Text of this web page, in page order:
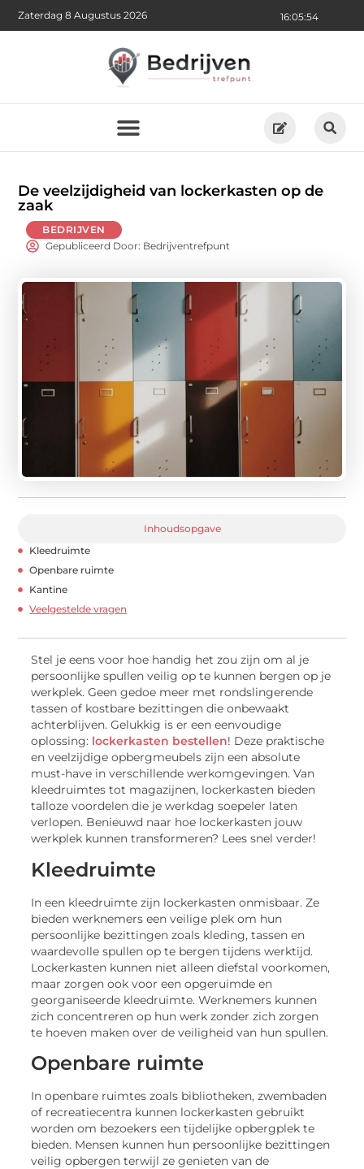
16:05:56
Zaterdag 8 Augustus 2026
De veelzijdigheid van lockerkasten op de
zaak
BEDRIJVEN
Gepubliceerd Door: Bedrijventrefpunt
Inhoudsopgave
Kleedruimte
Openbare ruimte
Kantine
Veelgestelde vragen
Stel je eens voor hoe handig het zou zijn om al je
persoonlijke spullen veilig op te kunnen bergen op je
werkplek. Geen gedoe meer met rondslingerende
tassen of kostbare bezittingen die onbewaakt
achterblijven. Gelukkig is er een eenvoudige
oplossing: lockerkasten bestellen! Deze praktische
en veelzijdige opbergmeubels zijn een absolute
must-have in verschillende werkomgevingen. Van
kleedruimtes tot magazijnen, lockerkasten bieden
talloze voordelen die je werkdag soepeler laten
verlopen. Benieuwd naar hoe lockerkasten jouw
werkplek kunnen transformeren? Lees snel verder!
Kleedruimte
In een kleedruimte zijn lockerkasten onmisbaar. Ze
bieden werknemers een veilige plek om hun
persoonlijke bezittingen zoals kleding, tassen en
waardevolle spullen op te bergen tijdens werktijd.
Lockerkasten kunnen niet alleen diefstal voorkomen,
maar zorgen ook voor een opgeruimde en
georganiseerde kleedruimte. Werknemers kunnen
zich concentreren op hun werk zonder zich zorgen
te hoeven maken over de veiligheid van hun spullen.
Openbare ruimte
In openbare ruimtes zoals bibliotheken, zwembaden
of recreatiecentra kunnen lockerkasten gebruikt
worden om bezoekers een tijdelijke opbergplek te
bieden. Mensen kunnen hun persoonlijke bezittingen
veilig opbergen terwijl ze genieten van de